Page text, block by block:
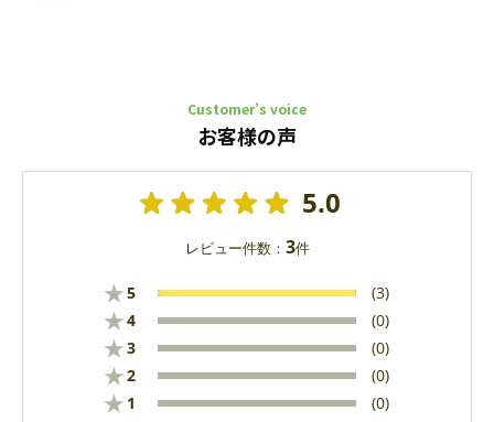
Customer’s voice
お客様の声
5.0
レビュー件数： 3件
★5 (3)
★4 (0)
★3 (0)
★2 (0)
★ 1 (0)